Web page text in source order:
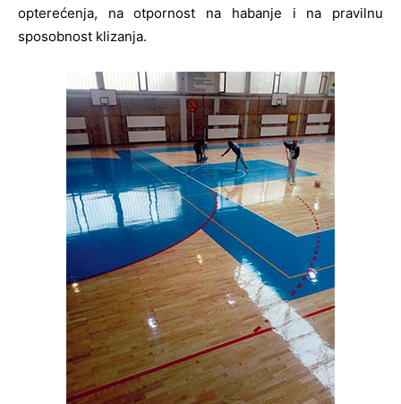
opterećenja, na otpornost na habanje i na pravilnu
sposobnost klizanja.